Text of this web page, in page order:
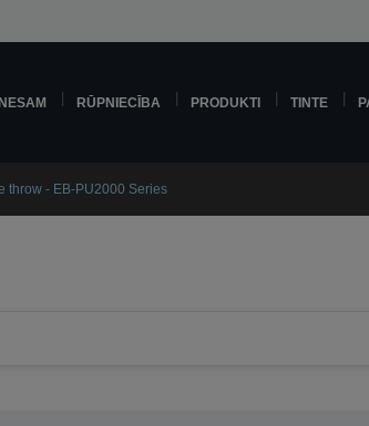
RŪPNIECĪBA PRODUKTI TINTE
throw - EB-PU2000 Series